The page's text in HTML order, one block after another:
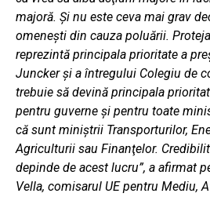
majoră. Şi nu este ceva mai grav
omeneşti din cauza poluării.
reprezintă principala prioritate a
Juncker şi a întregului Colegiu de
trebuie să devină principala
pentru guverne şi pentru toate
că sunt miniştrii Transporturilor,
Agriculturii sau Finanţelor.
depinde de acest lucru”, a afirmat
Vella, comisarul UE pentru Mediu,